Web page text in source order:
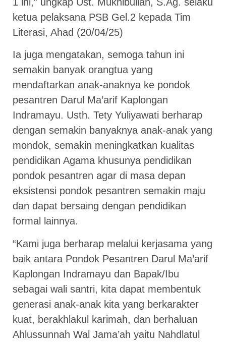
ketua pelaksana PSB Gel.2 kepada Tim
Literasi, Ahad (20/04/25)
Ia juga mengatakan, semoga tahun ini
semakin banyak orangtua yang
mendaftarkan anak-anaknya ke pondok
pesantren Darul Ma’arif Kaplongan
Indramayu. Usth. Tety Yuliyawati berharap
dengan semakin banyaknya anak-anak yang
mondok, semakin meningkatkan kualitas
pendidikan Agama khusunya pendidikan
pondok pesantren agar di masa depan
eksistensi pondok pesantren semakin maju
dan dapat bersaing dengan pendidikan
formal lainnya.
“Kami juga berharap melalui kerjasama yang
baik antara Pondok Pesantren Darul Ma’arif
Kaplongan Indramayu dan Bapak/Ibu
sebagai wali santri, kita dapat membentuk
generasi anak-anak kita yang berkarakter
kuat, berakhlakul karimah, dan berhaluan
Ahlussunnah Wal Jama’ah yaitu Nahdlatul